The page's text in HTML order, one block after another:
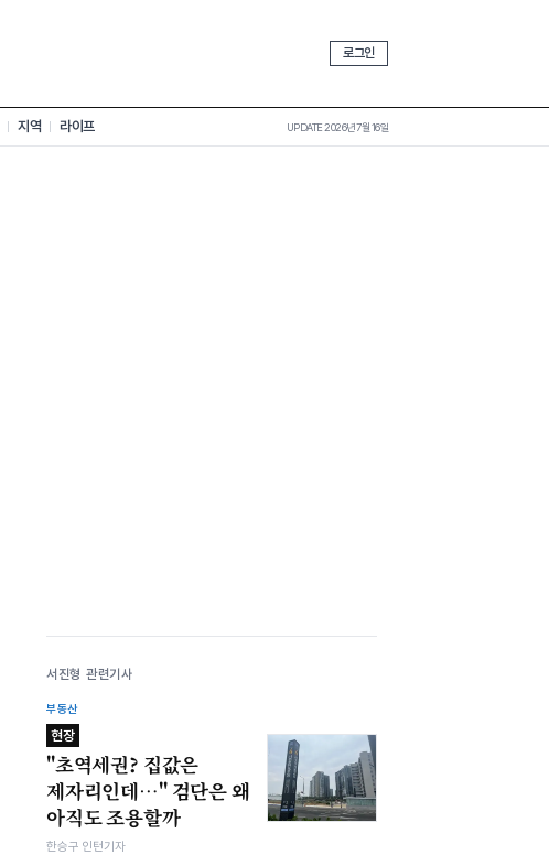
로그인
지역 라이프 UPDATE 2026년 7월 16일
서진형 관련기사
부동산
현장
"초역세권? 집값은
제자리인데…" 검단은 왜
아직도 조용할까
한승구 인턴기자